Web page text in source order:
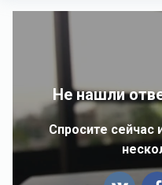
Не нашли
Спросите сейчас